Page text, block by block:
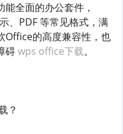
全面的办公套件，
、PDF 等常见格式，满
Office的高度兼容性，也
碍wps office下载。
？